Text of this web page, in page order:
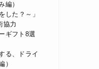
編）
した？～」
協力
ギフト8選
る、ドライ
）